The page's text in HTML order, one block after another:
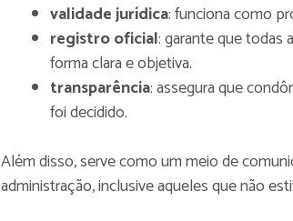
validade jurídica: funciona como
registro oficial: garante que todas
forma clara e objetiva.
transparência: assegura que
foi decidido.
Além disso, serve como um meio de
administração, inclusive aqueles que não